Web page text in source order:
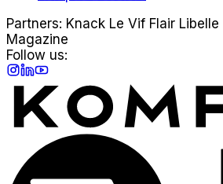
Partners: Knack Le Vif Flair Libelle
Magazine
Follow us:
Instagram
LinkedIn
YouTube